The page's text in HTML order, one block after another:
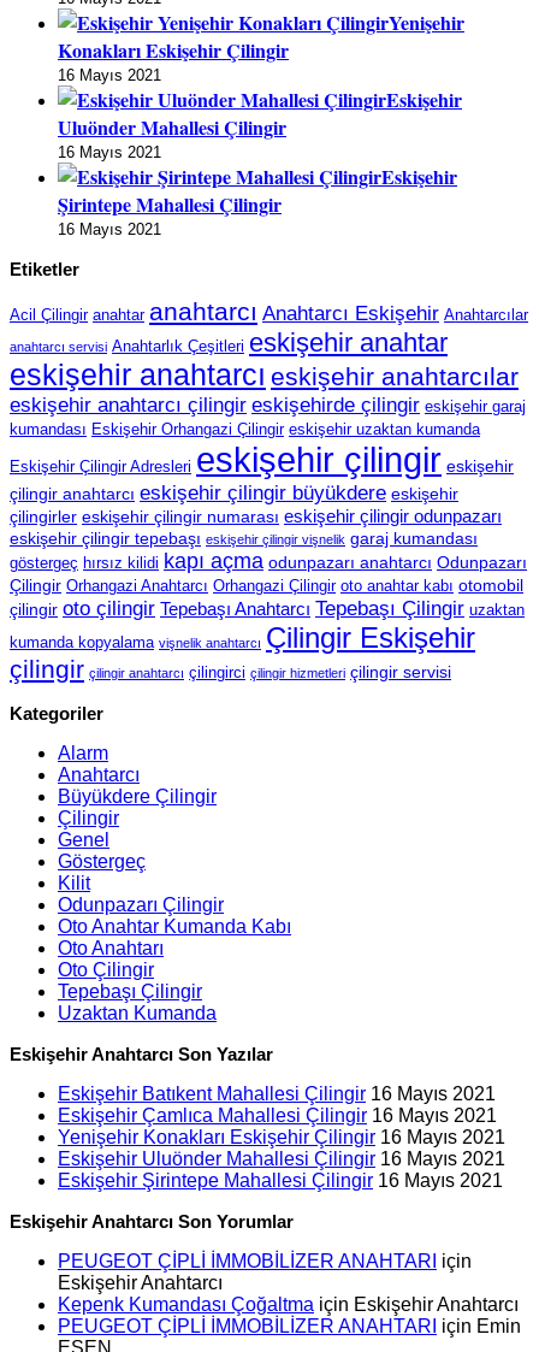
Yenişehir
Konakları Eskişehir Çilingir
16 Mayıs 2021
Eskişehir
Uluönder Mahallesi Çilingir
16 Mayıs 2021
Eskişehir
Şirintepe Mahallesi Çilingir
16 Mayıs 2021
Etiketler
Acil Çilingir anahtar anahtarcı Anahtarcı Eskişehir Anahtarcılar
anahtarcı servisi Anahtarlık Çeşitleri eskişehir anahtar
eskişehir anahtarcı eskişehir anahtarcılar
eskişehir anahtarcı çilingir eskişehirde çilingir eskişehir garaj
kumandası Eskişehir Orhangazi Çilingir eskişehir uzaktan kumanda
Eskişehir Çilingir Adresleri eskişehir çilingir eskişehir
çilingir anahtarcı eskişehir çilingir büyükdere eskişehir
çilingirler eskişehir çilingir numarası eskişehir çilingir odunpazarı
eskişehir çilingir tepebaşı eskişehir çilingir vişnelik garaj kumandası
göstergeç hırsız kilidi kapı açma odunpazarı anahtarcı Odunpazarı
Çilingir Orhangazi Anahtarcı Orhangazi Çilingir oto anahtar kabı otomobil
çilingir oto çilingir Tepebaşı Anahtarcı Tepebaşı Çilingir uzaktan
kumanda kopyalama vişnelik anahtarcı Çilingir Eskişehir
çilingir çilingir anahtarcı çilingirci çilingir hizmetleri çilingir servisi
Kategoriler
Alarm
Anahtarcı
Büyükdere Çilingir
Çilingir
Genel
Göstergeç
Kilit
Odunpazarı Çilingir
Oto Anahtar Kumanda Kabı
Oto Anahtarı
Oto Çilingir
Tepebaşı Çilingir
Uzaktan Kumanda
Eskişehir Anahtarcı Son Yazılar
Eskişehir Batıkent Mahallesi Çilingir 16 Mayıs 2021
Eskişehir Çamlıca Mahallesi Çilingir 16 Mayıs 2021
Yenişehir Konakları Eskişehir Çilingir 16 Mayıs 2021
Eskişehir Uluönder Mahallesi Çilingir 16 Mayıs 2021
Eskişehir Şirintepe Mahallesi Çilingir 16 Mayıs 2021
Eskişehir Anahtarcı Son Yorumlar
PEUGEOT ÇİPLİ İMMOBİLİZER ANAHTARI için
Eskişehir Anahtarcı
Kepenk Kumandası Çoğaltma için Eskişehir Anahtarcı
PEUGEOT ÇİPLİ İMMOBİLİZER ANAHTARI için Emin
ESEN